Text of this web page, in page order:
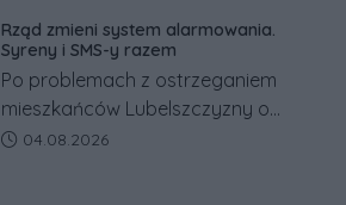
Co się dzieje?
Rząd zmieni system alarmowania.
Syreny i SMS-y razem
Po problemach z ostrzeganiem
mieszkańców Lubelszczyzny o
rosyjskim zagrożeniu rząd
Data dodania artykułu:
04.08.2026